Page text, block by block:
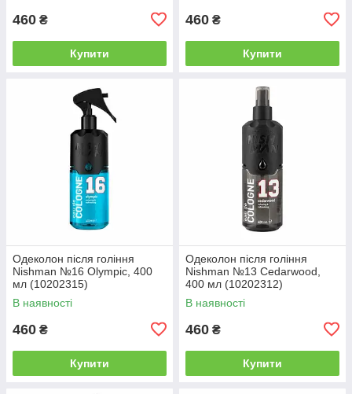
460 ₴
Купити
460 ₴
Купити
Одеколон після гоління
Nishman №16 Olympic, 400
мл (10202315)
В наявності
460 ₴
Купити
Одеколон після гоління
Nishman №13 Cedarwood,
400 мл (10202312)
В наявності
460 ₴
Купити